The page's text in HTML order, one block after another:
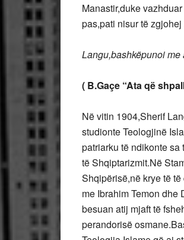
Manastir,duke
pas,pati nisur të
Langu,bashkëpunoi
( B.Gaçe “Ata që
Në vitin 1904,Sherif
studionte Teologjinë
patriarku të ndikonte sa
të Shqiptarizmit.Në
Shqipërisë,në krye të
me Ibrahim Temon
besuan atij mjaft të
perandorisë